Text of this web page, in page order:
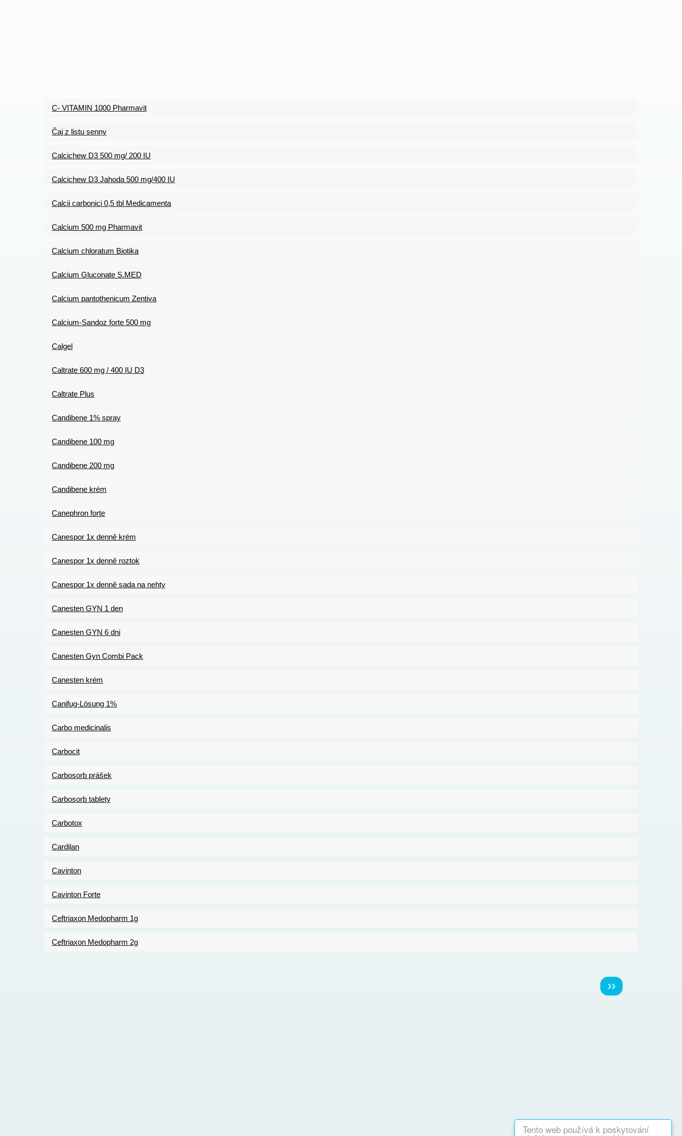
Tento web používá k poskytování
C- VITAMIN 1000 Pharmavit
Čaj z listu senny
Calcichew D3 500 mg/ 200 IU
Calcichew D3 Jahoda 500 mg/400 IU
Calcii carbonici 0,5 tbl Medicamenta
Calcium 500 mg Pharmavit
Calcium chloratum Biotika
Calcium Gluconate S.MED
Calcium pantothenicum Zentiva
Calcium-Sandoz forte 500 mg
Calgel
Caltrate 600 mg / 400 IU D3
Caltrate Plus
Candibene 1% spray
Candibene 100 mg
Candibene 200 mg
Candibene krém
Canephron forte
Canespor 1x denně krém
Canespor 1x denně roztok
Canespor 1x denně sada na nehty
Canesten GYN 1 den
Canesten GYN 6 dni
Canesten Gyn Combi Pack
Canesten krém
Canifug-Lösung 1%
Carbo medicinalis
Carbocit
Carbosorb prášek
Carbosorb tablety
Carbotox
Cardilan
Cavinton
Cavinton Forte
Ceftriaxon Medopharm 1g
Ceftriaxon Medopharm 2g
Následující
stránka
››